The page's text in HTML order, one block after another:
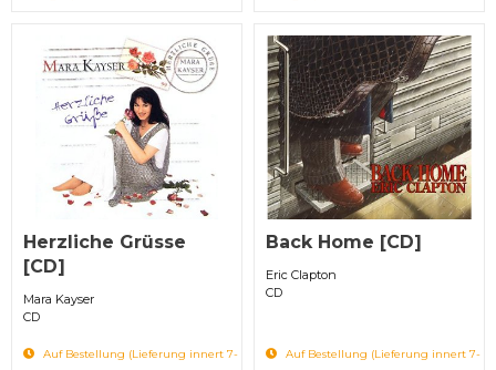
Herzliche Grüsse
[CD]
Mara Kayser
CD
Auf Bestellung (Lieferung innert 7-
Back Home [CD]
Eric Clapton
CD
Auf Bestellung (Lieferung innert 7-